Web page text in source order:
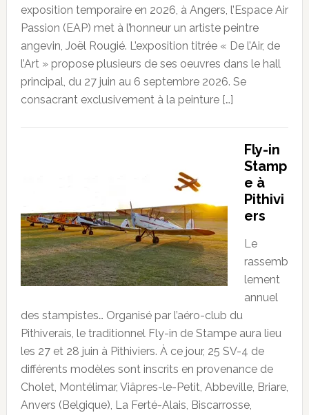
exposition temporaire en 2026, à Angers, l’Espace Air
Passion (EAP) met à l’honneur un artiste peintre
angevin, Joël Rougié. L’exposition titrée « De l’Air, de
l’Art » propose plusieurs de ses oeuvres dans le hall
principal, du 27 juin au 6 septembre 2026. Se
consacrant exclusivement à la peinture […]
Fly-in
Stamp
e à
Pithivi
ers
Le
rassemb
lement
annuel
des stampistes… Organisé par l’aéro-club du
Pithiverais, le traditionnel Fly-in de Stampe aura lieu
les 27 et 28 juin à Pithiviers. À ce jour, 25 SV-4 de
différents modèles sont inscrits en provenance de
Cholet, Montélimar, Viâpres-le-Petit, Abbeville, Briare,
Anvers (Belgique), La Ferté-Alais, Biscarrosse,